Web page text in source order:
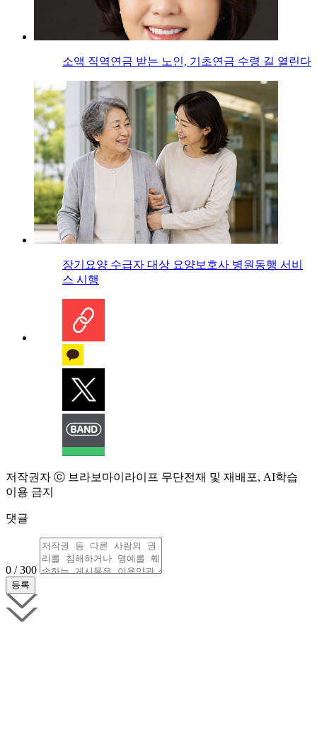
소액 직역연금 받는 노인, 기초연금 수령 길 열린다
장기요양 수급자 대상 요양보호사 병원동행 서비
스 시행
저작권자 ⓒ 브라보마이라이프 무단전재 및 재배포, AI학습
이용 금지
댓글
0 / 300